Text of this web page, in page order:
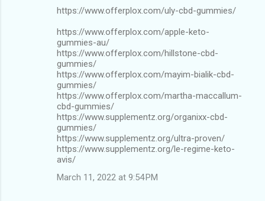
https://www.offerplox.com/uly-cbd-gummies/
https://www.offerplox.com/apple-keto-
gummies-au/
https://www.offerplox.com/hillstone-cbd-
gummies/
https://www.offerplox.com/mayim-bialik-cbd-
gummies/
https://www.offerplox.com/martha-maccallum-
cbd-gummies/
https://www.supplementz.org/organixx-cbd-
gummies/
https://www.supplementz.org/ultra-proven/
https://www.supplementz.org/le-regime-keto-
avis/
March 11, 2022 at 9:54 PM